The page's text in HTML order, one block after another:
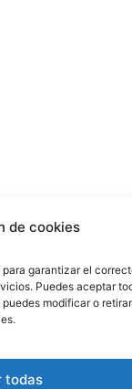
de cookies
garantizar el
Puedes aceptar
modificar o
todas